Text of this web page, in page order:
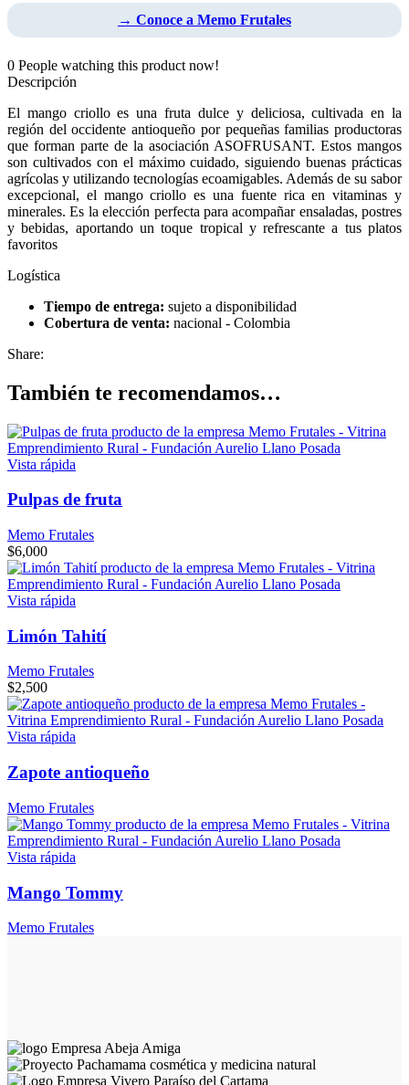
→ Conoce a Memo Frutales
0 People watching this product now!
Descripción
El mango criollo es una fruta dulce y deliciosa, cultivada en la
región del occidente antioqueño por pequeñas familias productoras
que forman parte de la asociación ASOFRUSANT. Estos mangos
son cultivados con el máximo cuidado, siguiendo buenas prácticas
agrícolas y utilizando tecnologías ecoamigables. Además de su sabor
excepcional, el mango criollo es una fuente rica en vitaminas y
minerales. Es la elección perfecta para acompañar ensaladas, postres
y bebidas, aportando un toque tropical y refrescante a tus platos
favoritos
Logística
Tiempo de entrega: sujeto a disponibilidad
Cobertura de venta: nacional - Colombia
Share:
También te recomendamos…
Vista rápida
Pulpas de fruta
Memo Frutales
$6,000
Vista rápida
Limón Tahití
Memo Frutales
$2,500
Vista rápida
Zapote antioqueño
Memo Frutales
Vista rápida
Mango Tommy
Memo Frutales